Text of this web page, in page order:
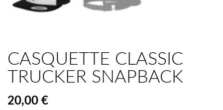
CASQUETTE CLASSIC
TRUCKER SNAPBACK
20,00 €